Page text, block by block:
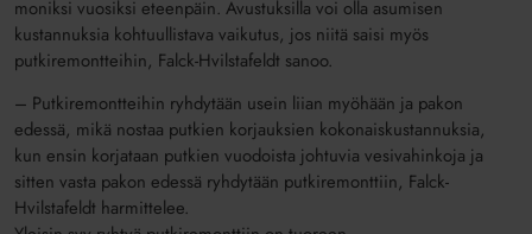
moniksi vuosiksi eteenpäin. Avustuksilla voi olla asumisen
kustannuksia kohtuullistava vaikutus, jos niitä saisi myös
putkiremontteihin, Falck-Hvilstafeldt sanoo.
– Putkiremontteihin ryhdytään usein liian myöhään ja pakon
edessä, mikä nostaa putkien korjauksien kokonaiskustannuksia,
kun ensin korjataan putkien vuodoista johtuvia vesivahinkoja ja
sitten vasta pakon edessä ryhdytään putkiremonttiin, Falck-
Hvilstafeldt harmittelee.